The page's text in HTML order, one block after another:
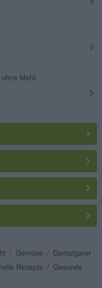
Mehl
/ Gemüse / Dampfgarer
Rezepte / Gesunde